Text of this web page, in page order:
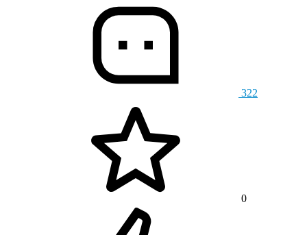
322
0